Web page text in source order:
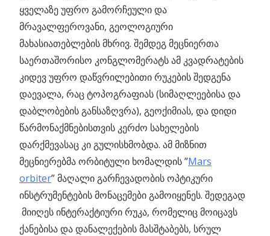
ყველაზე უფრო გამორჩეული და
მრავალფეროვანი, გეოლოგიური
მახასიათებლების მხრივ. შემდეგ მეცნიერთა
საერთაშორისო კონგლომერატს ამ კვადრატების
კიდევ უფრო დაწვრილებითი რუკების შედგენა
დაევალა, რაც ტოპოგრაფიას (სიმაღლეებისა და
დაბლობების განსაზღვრა), გეოქიმიას, და დიდი
წარმონაქმნებისთვის კერძო სახელების
დარქმევასაც კი გულისხმობდა. ამ მიზნით
მეცნიერებმა ორბიტული ხომალდის ”Mars
orbiter” მაღალი გარჩევადობის ოპტიკური
ინსტრუმენტების მონაცემები გამოიყენეს. შედეგად
მიიღეს ინტერაქტიური რუკა, რომელიც მოიცავს
ქანებისა და დანალექების მასშტაბებს, სრულ